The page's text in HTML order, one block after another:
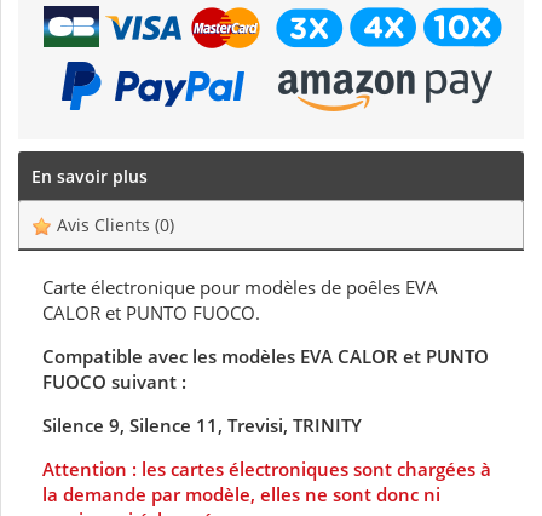
En savoir plus
Avis Clients (0)
Carte électronique pour modèles de poêles EVA
CALOR et PUNTO FUOCO.
Compatible avec les modèles EVA CALOR et PUNTO
FUOCO suivant :
Silence 9, Silence 11, Trevisi, TRINITY
Attention : les cartes électroniques sont chargées à
la demande par modèle, elles ne sont donc ni